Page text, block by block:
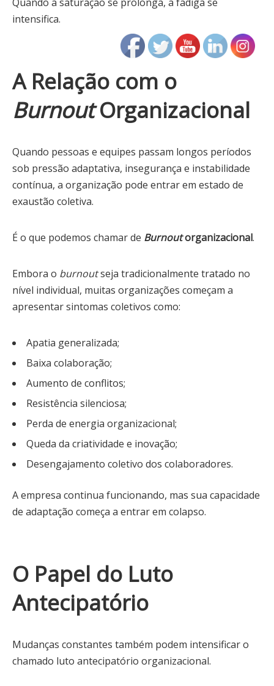
intensifica.
A Relação com o
BurnoutOrganizacional
Quando pessoas e equipes passam longos períodos
sob pressão adaptativa, insegurança e instabilidade
contínua, a organização pode entrar em estado de
exaustão coletiva.
É o que podemos chamar de Burnoutorganizacional.
Embora o burnoutseja tradicionalmente tratado no
nível individual, muitas organizações começam a
apresentar sintomas coletivos como:
Apatia generalizada;
Baixa colaboração;
Aumento de conflitos;
Resistência silenciosa;
Perda de energia organizacional;
Queda da criatividade e inovação;
Desengajamento coletivo dos colaboradores.
A empresa continua funcionando, mas sua capacidade
de adaptação começa a entrar em colapso.
O Papel do Luto
Antecipatório
Mudanças constantes também podem intensificar o
chamado luto antecipatório organizacional.